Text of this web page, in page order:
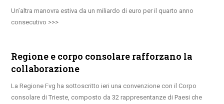
Un’altra manovra estiva da un miliardo di euro per il quarto anno
consecutivo
Regione e corpo consolare rafforzano la
collaborazione
La Regione Fvg ha sottoscritto ieri una convenzione con il Corpo
consolare di Trieste, composto da 32 rappresentanze di Paesi che